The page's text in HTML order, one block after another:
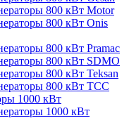
800 кВт Motor
800 кВт Onis
800 кВт Pramac
800 кВт SDMO
800 кВт Teksan
800 кВт ТСС
1000 кВт
1000 кВт